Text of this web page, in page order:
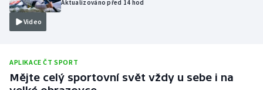
Motorsport
Video
Aktualizováno před 14 hod
APLIKACE ČT SPORT
Mějte celý sportovní svět vždy u sebe i na